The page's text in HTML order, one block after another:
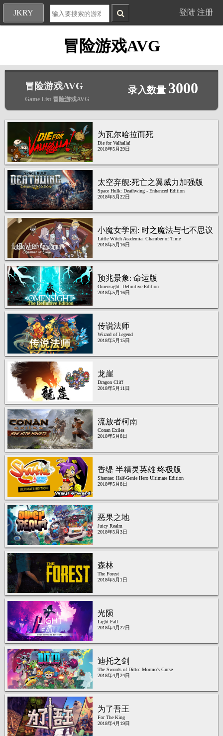
JKRY 登陆 注册
冒险游戏AVG
冒险游戏AVG
Game List 冒险游戏AVG
录入数量 3000
为瓦尔哈拉而死
Die for Valhalla!
2018年5月29日
太空弃舰:死亡之翼威力加强版
Space Hulk: Deathwing - Enhanced Edition
2018年5月22日
小魔女学园: 时之魔法与七不思议
Little Witch Academia: Chamber of Time
2018年5月16日
预兆景象: 命运版
Omensight: Definitive Edition
2018年5月16日
传说法师
Wizard of Legend
2018年5月15日
龙崖
Dragon Cliff
2018年5月11日
流放者柯南
Conan Exiles
2018年5月8日
香缇 半精灵英雄 终极版
Shantae: Half-Genie Hero Ultimate Edition
2018年5月8日
恶果之地
Juicy Realm
2018年5月3日
森林
The Forest
2018年5月1日
光陨
Light Fall
2018年4月27日
迪托之剑
The Swords of Ditto: Mormo's Curse
2018年4月24日
为了吾王
For The King
2018年4月19日